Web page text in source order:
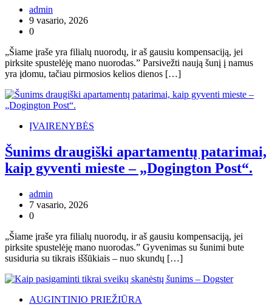
admin
9 vasario, 2026
0
„Šiame įraše yra filialų nuorodų, ir aš gausiu kompensaciją, jei
pirksite spustelėję mano nuorodas.” Parsivežti naują šunį į namus
yra įdomu, tačiau pirmosios kelios dienos […]
ĮVAIRENYBĖS
Šunims draugiški apartamentų patarimai,
kaip gyventi mieste – „Dogington Post“.
admin
7 vasario, 2026
0
„Šiame įraše yra filialų nuorodų, ir aš gausiu kompensaciją, jei
pirksite spustelėję mano nuorodas.” Gyvenimas su šunimi bute
susiduria su tikrais iššūkiais – nuo ​​skundų […]
AUGINTINIO PRIEŽIŪRA